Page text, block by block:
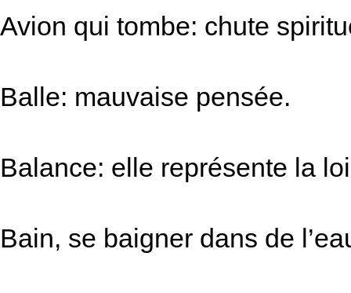
Avion qui tombe: chute
Balle: mauvaise pensée.
Balance: elle représente la
Bain, se baigner dans de